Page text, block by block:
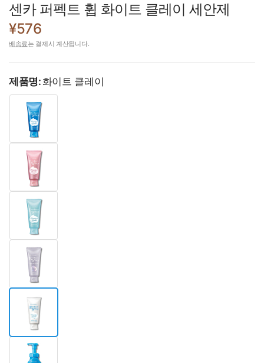
센카 퍼펙트 휩 화이트 클레이 세안제
¥576
배송료는 결제시 계산됩니다.
제품명: 화이트 클레이